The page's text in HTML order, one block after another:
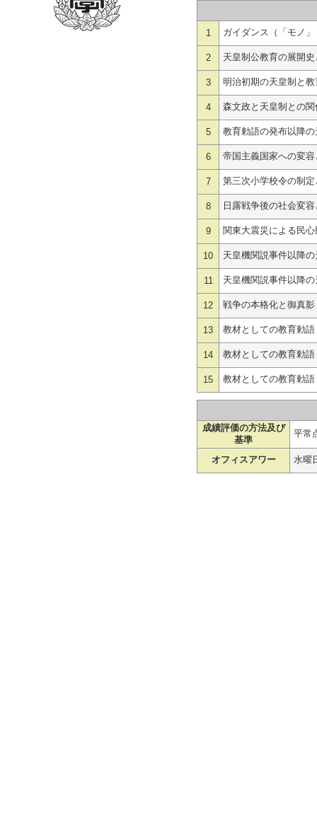
1 ガイダンス（「モノ
2 天皇制公教育の展開
3 明治初期の天皇制と
4 森文政と天皇制との
5 教育勅語の発布以降
6 帝国主義国家への変
7 第三次小学校令の制
8 日露戦争後の社会変
9 関東大震災による民
10 天皇機関説事件以降
11 天皇機関説事件以降
12 戦争の本格化と御真
13 教材としての教育勅
14 教材としての教育勅
15 教材としての教育勅
成績評価の方法及び
基準
平常
オフィスアワー 水曜